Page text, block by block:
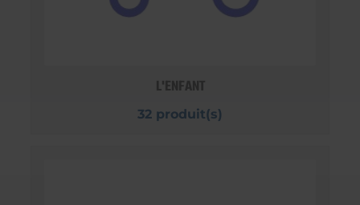
L'ENFANT
32 produit(s)